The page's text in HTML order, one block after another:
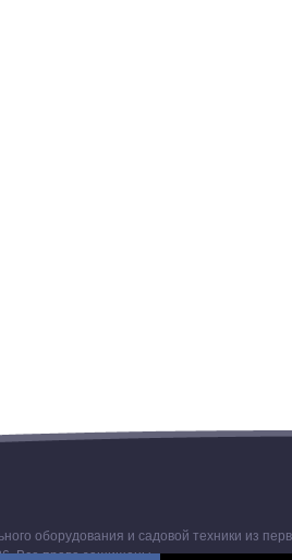
оборудования и садовой техники из
Все права защищены.